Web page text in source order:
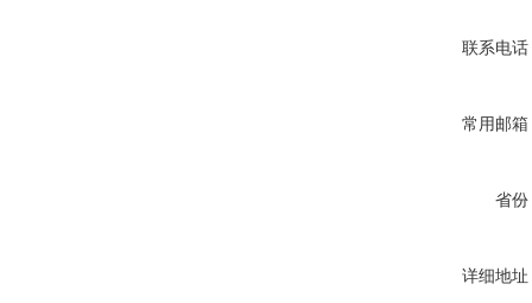
联系电话
常用邮箱
省份
详细地址